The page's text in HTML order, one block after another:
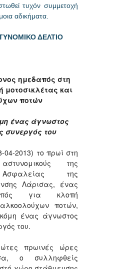
τυχόν συμμετοχή
αδικήματα.
ΔΕΛΤΙΟ
ημεδαπός στη
και
ποτών
ένας άγνωστος
συνεργός του
2013) το πρωί στη
της
Ασφαλείας της
Λάρισας, ένας
για κλοπή
ποτών,
ένας άγνωστος
του.
πρωινές ώρες
ο συλληφθείς